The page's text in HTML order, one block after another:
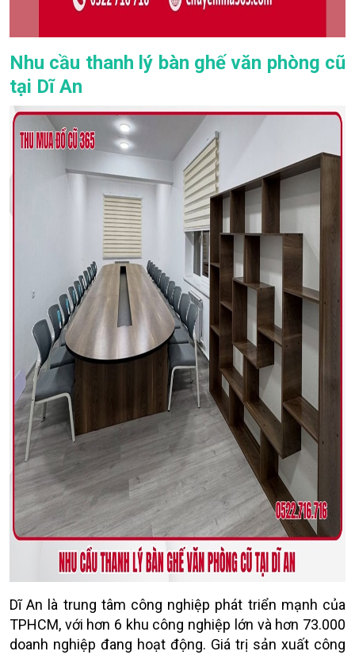
Nhu cầu thanh lý bàn ghế văn phòng cũ
tại Dĩ An
Dĩ An là trung tâm công nghiệp phát triển mạnh của
TPHCM, với hơn 6 khu công nghiệp lớn và hơn 73.000
doanh nghiệp đang hoạt động. Giá trị sản xuất công